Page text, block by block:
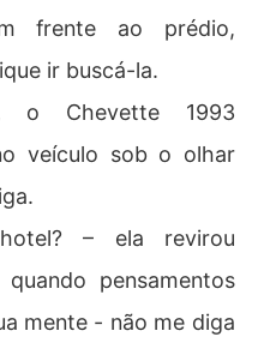
frente ao prédio,
ir buscá-la.
o Chevette 1993
veículo sob o olhar
– ela revirou
pensamentos
mente - não me diga